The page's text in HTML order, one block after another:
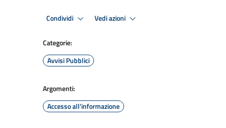
Condividi Vedi azioni
Categorie:
Avvisi Pubblici
Argomenti:
Accesso all'informazione